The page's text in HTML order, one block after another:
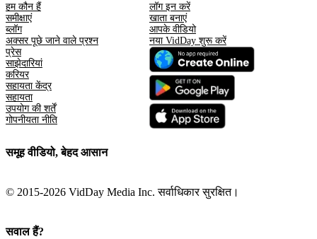
हम कौन हैं
समीक्षाएं
ब्लॉग
अक्सर पूछे जाने वाले प्रश्न
प्रेस
साझेदारियां
करियर
सहायता केंद्र
सहायता
उपयोग की शर्तें
गोपनीयता नीति
लॉग इन करें
खाता बनाएं
आपके वीडियो
नया VidDay शुरू करें
समूह वीडियो, बेहद आसान
© 2015-2026 VidDay Media Inc. सर्वाधिकार सुरक्षित।
सवाल हैं?